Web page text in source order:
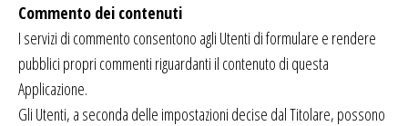
Commento dei contenuti
I servizi di commento consentono agli Utenti di formulare e rendere
pubblici propri commenti riguardanti il contenuto di questa
Applicazione.
Gli Utenti, a seconda delle impostazioni decise dal Titolare, possono